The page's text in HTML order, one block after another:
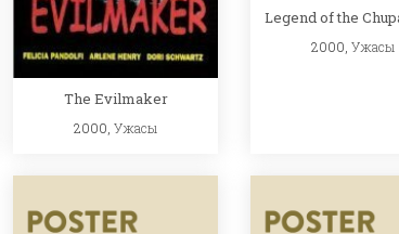
The Evilmaker
2000, Ужасы
Legend of the
2000, Ужасы